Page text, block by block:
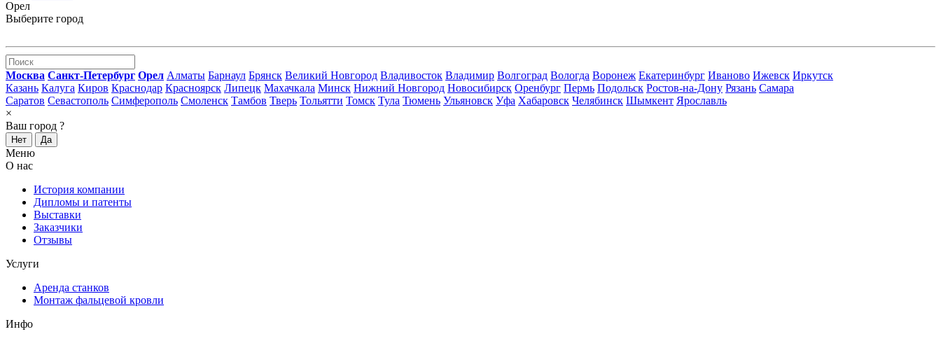
Орел
Выберите город
Москва Санкт-Петербург Орел Алматы Барнаул Брянск Великий Новгород Владивосток Владимир Волгоград Вологда Воронеж Екатеринбург Иваново Ижевск Иркутск
Казань Калуга Киров Краснодар Красноярск Липецк Махачкала Минск Нижний Новгород Новосибирск Оренбург Пермь Подольск Ростов-на-Дону Рязань Самара
Саратов Севастополь Симферополь Смоленск Тамбов Тверь Тольятти Томск Тула Тюмень Ульяновск Уфа Хабаровск Челябинск Шымкент Ярославль
×
Ваш город ?
Нет Да
Меню
О нас
История компании
Дипломы и патенты
Выставки
Заказчики
Отзывы
Услуги
Аренда станков
Монтаж фальцевой кровли
Инфо